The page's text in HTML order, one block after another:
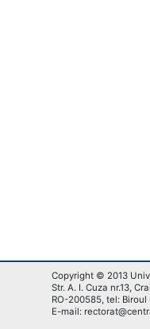
Copyright © 2013
Str. A. I. Cuza nr.13,
RO-200585, tel:
E-mail: